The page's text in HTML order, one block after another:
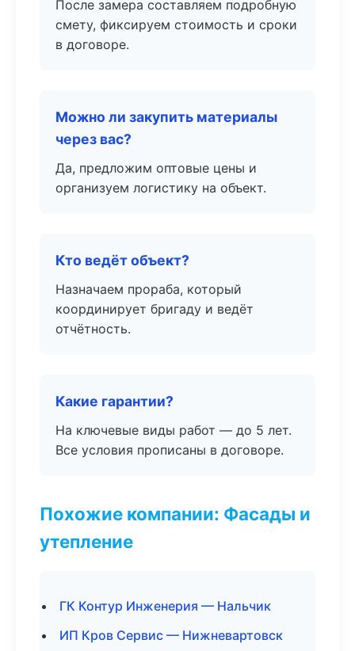
После замера составляем подробную
смету, фиксируем стоимость и сроки
в договоре.
Можно ли закупить материалы
через вас?
Да, предложим оптовые цены и
организуем логистику на объект.
Кто ведёт объект?
Назначаем прораба, который
координирует бригаду и ведёт
отчётность.
Какие гарантии?
На ключевые виды работ — до 5 лет.
Все условия прописаны в договоре.
Похожие компании: Фасады и
утепление
ГК Контур Инженерия — Нальчик
ИП Кров Сервис — Нижневартовск